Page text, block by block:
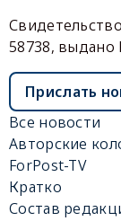
58738, выдано
Прислать
Все новости
Авторские
ForPost-TV
Кратко
Состав